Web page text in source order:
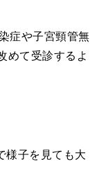
症や子宮頸管無
めて受診するよ
様子を見ても大